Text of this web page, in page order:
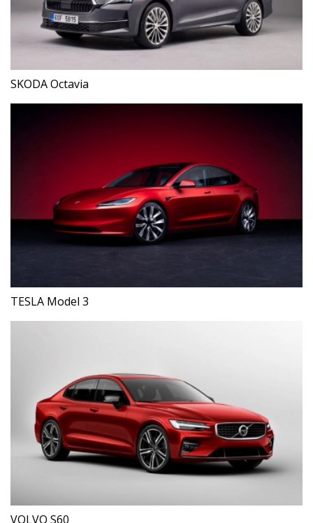
SKODA Octavia
TESLA Model 3
VOLVO S60